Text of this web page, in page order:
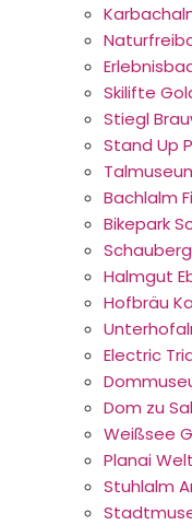
Skilifte
Stiegl
Stand Up
Bachlalm
Bikepark
Halmgut
Hofbräu
Electric
Dom zu
Weißsee
Planai
Stuhlalm